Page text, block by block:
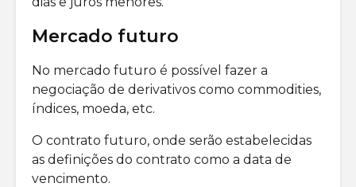
Mercado futuro
No mercado futuro é possível fazer a
negociação de derivativos como commodities,
índices, moeda, etc.
O contrato futuro, onde serão estabelecidas
as definições do contrato como a data de
vencimento.